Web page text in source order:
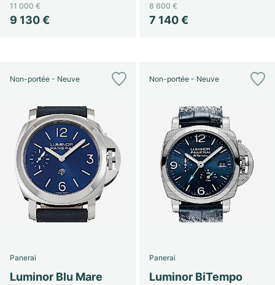
9 130 €
11 000 €
7 140 €
8 600 €
Non-portée - Neuve
Panerai
Luminor Blu Mare
Non-portée - Neuve
Panerai
Luminor BiTempo